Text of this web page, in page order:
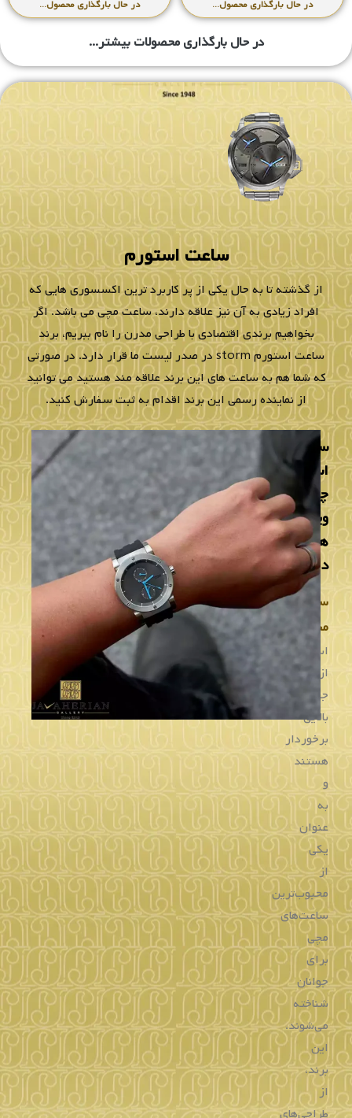
در حال بارگذاری محصول... در حال بارگذاری محصول...
ساعت استورم
از گذشته تا به حال یکی از پر کاربرد ترین اکسسوری هایی که
افراد زیادی به آن نیز علاقه دارند، ساعت مچی می باشد. اگر
بخواهیم برندی اقتصادی با طراحی مدرن را نام ببریم، برند
ساعت استورم storm در صدر لیست ما قرار دارد. در صورتی
که شما هم به ساعت های این برند علاقه مند هستید می توانید
از نماینده رسمی این برند اقدام به ثبت سفارش کنید.
ساعت
استورم
چه
ویژگی
هایی
دارد؟
ساعت‌
مچی
استورم
از
جذابیت
بالایی
برخوردار
هستند
و
به
عنوان
یکی
از
محبوب‌ترین
ساعت‌های
مچی
برای
جوانان
شناخته
می‌شوند.
این
برند،
از